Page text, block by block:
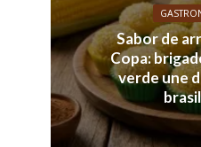
Sabor de
Copa:
verde une